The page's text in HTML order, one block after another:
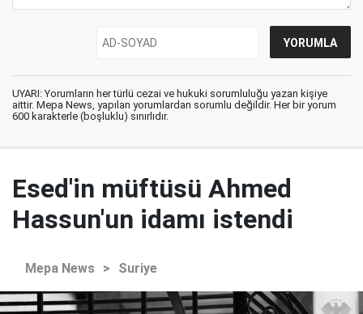
UYARI: Yorumların her türlü cezai ve hukuki sorumluluğu yazan kişiye
aittir. Mepa News, yapılan yorumlardan sorumlu değildir. Her bir yorum
600 karakterle (boşluklu) sınırlıdır.
Esed'in müftüsü Ahmed
Hassun'un idamı istendi
Mepa News > Suriye